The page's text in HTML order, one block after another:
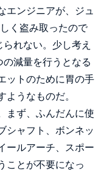
エンジニアが、ジュ
く盗み取ったので
れない。少し考え
減量を行うとなる
ットのために胃の手
うなものだ。
まず、ふんだんに使
シャフト、ボンネッ
ールアーチ、スポー
ことが不要になっ